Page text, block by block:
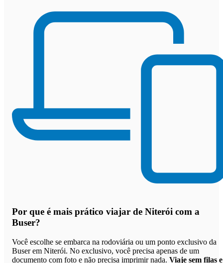
Por que é mais prático viajar de Niterói com a
Buser?
Você escolhe se embarca na rodoviária ou um ponto exclusivo da
Buser em Niterói. No exclusivo, você precisa apenas de um
documento com foto e não precisa imprimir nada. Viaje sem filas e